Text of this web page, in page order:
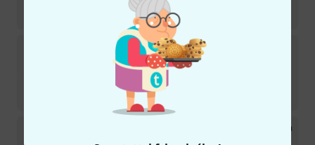
Ft
Leather SpecialtiesHand Protect B- Tromb.
Edwards
2
Azonnal szállítható
Ft
Hand Protect Tromb. Yamaha